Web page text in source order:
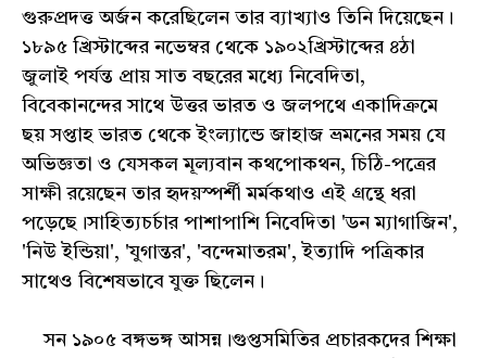
গুরুপ্রদত্ত অর্জন করেছিলেন তার ব্যাখ্যাও তিনি দিয়েছেন।
১৮৯৫ খ্রিস্টাব্দের নভেম্বর থেকে ১৯০২খ্রিস্টাব্দের ৪ঠা
জুলাই পর্যন্ত প্রায় সাত বছরের মধ্যে নিবেদিতা,
বিবেকানন্দের সাথে উত্তর ভারত ও জলপথে একাদিক্রমে
ছয় সপ্তাহ ভারত থেকে ইংল্যান্ডে জাহাজ ভ্রমনের সময় যে
অভিজ্ঞতা ও যেসকল মূল্যবান কথপোকথন, চিঠি-পত্রের
সাক্ষী রয়েছেন তার হৃদয়স্পর্শী মর্মকথাও এই গ্রন্থে ধরা
পড়েছে।সাহিত্যচর্চার পাশাপাশি নিবেদিতা 'ডন ম্যাগাজিন',
'নিউ ইন্ডিয়া', 'যুগান্তর', 'বন্দেমাতরম', ইত্যাদি পত্রিকার
সাথেও বিশেষভাবে যুক্ত ছিলেন।
সন ১৯০৫ বঙ্গভঙ্গ আসন্ন।গুপ্তসমিতির প্রচারকদের শিক্ষা